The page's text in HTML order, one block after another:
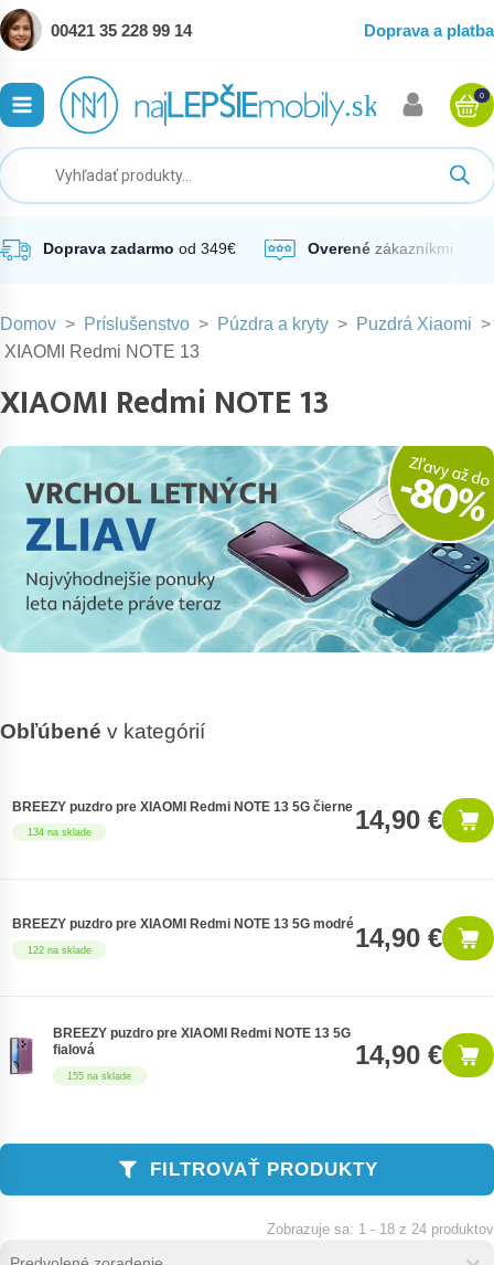
00421 35 228 99 14 Doprava a platba
0
Doprava zadarmo od 349€ Overené zákazníkmi
Domov > Príslušenstvo > Púzdra a kryty > Puzdrá Xiaomi >
XIAOMI Redmi NOTE 13
XIAOMI Redmi NOTE 13
Obľúbené v kategórií
134 na sklade
BREEZY puzdro pre XIAOMI Redmi NOTE 13 5G čierne 14,90 €
122 na sklade
BREEZY puzdro pre XIAOMI Redmi NOTE 13 5G modré14,90 €
155 na sklade
BREEZY puzdro pre XIAOMI Redmi NOTE 13 5G
fialová
14,90 €
FILTROVAŤ PRODUKTY
Zoradenie produktov
Sort content
1 - 18 z 24 produktov